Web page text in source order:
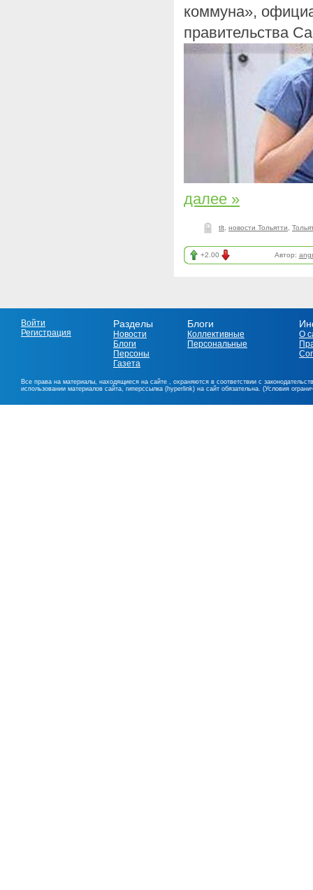
коммуна»,
правительства
далее »
tlt новости Тольятти
+2.00 Автор:
Войти
Регистрация
Разделы
Новости
Блоги
Персоны
Газета
Блоги
Коллективные
Персональные
О
Все права на материалы, находящиеся на сайте , охраняются в соответствии с
использовании материалов сайта, гиперссылка (hyperlink) на сайт обязательна. (Условия